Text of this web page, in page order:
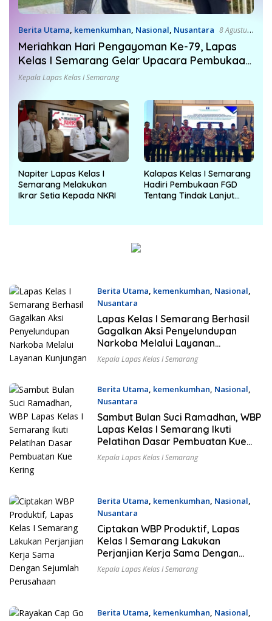
Berita Utama, kemenkumhan, Nasional, Nusantara 8 Agustus
2024
Meriahkan Hari Pengayoman Ke-79, Lapas
Kelas I Semarang Gelar Upacara Pembukaan
Pekan Olahraga dan Seni
Kepala Lapas Kelas I Semarang
Napiter Lapas Kelas I
Semarang Melakukan
Ikrar Setia Kepada NKRI
Kalapas Kelas I Semarang
Hadiri Pembukaan FGD
Tentang Tindak Lanjut
Berita Utama, kemenkumhan, Nasional,
Nusantara
14 Maret 2024
Lapas Kelas I Semarang Berhasil
Gagalkan Aksi Penyelundupan
Narkoba Melalui Layanan
Kunjungan
Kepala Lapas Kelas I Semarang
Berita Utama, kemenkumhan, Nasional,
Nusantara
10 Maret 2024
Sambut Bulan Suci Ramadhan, WBP
Lapas Kelas I Semarang Ikuti
Pelatihan Dasar Pembuatan Kue
Kering
Kepala Lapas Kelas I Semarang
Berita Utama, kemenkumhan, Nasional,
Nusantara
26 Februari 2024
Ciptakan WBP Produktif, Lapas
Kelas I Semarang Lakukan
Perjanjian Kerja Sama Dengan
Sejumlah Perusahaan
Kepala Lapas Kelas I Semarang
Berita Utama, kemenkumhan, Nasional,